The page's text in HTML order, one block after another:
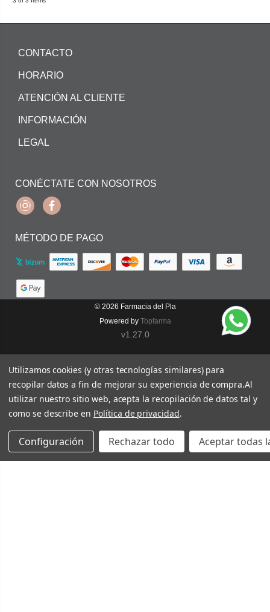
CONTACTO
HORARIO
ATENCIÓN AL CLIENTE
INFORMACIÓN
LEGAL
CONÉCTATE CON NOSOTROS
InstagramFacebook
MÉTODO DE PAGO
© 2026 Farmacia del Pla
Powered by Topfarma
v1.27.0
Utilizamos cookies (y otras tecnologías similares) para
recopilar datos a fin de mejorar su experiencia de compra.Al
utilizar nuestro sitio web, acepta la recopilación de datos tal y
como se describe en Política de privacidad.
Configuración Rechazar todo Aceptar todas